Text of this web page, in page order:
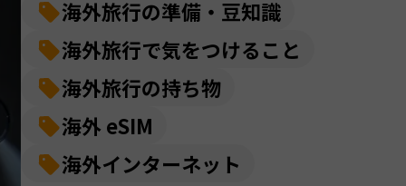
海外旅行の準備・豆知識
海外旅行で気をつけること
海外旅行の持ち物
海外 eSIM
海外インターネット